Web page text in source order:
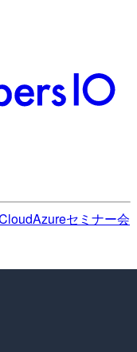
Azureセミナー会